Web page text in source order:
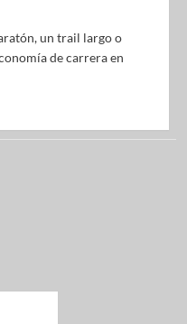
un trail largo o
de carrera en